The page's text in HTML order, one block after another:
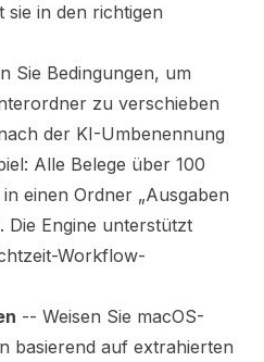
sie in den richtigen
Sie Bedingungen, um
zu verschieben
der KI-Umbenennung
Alle Belege über 100
einen Ordner „Ausgaben
Engine unterstützt
Workflow-
-- Weisen Sie macOS-
basierend auf extrahierten